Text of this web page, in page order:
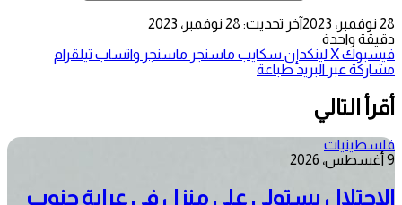
28 نوفمبر، 2023
آخر تحديث: 28 نوفمبر، 2023
دقيقة واحدة
فيسبوك‫Xلينكدإن سكايب ماسنجر ماسنجر واتساب تيلقرام
مشاركة عبر البريد طباعة
أقرأ التالي
فلسطينيات
9 أغسطس، 2026
الاحتلال يستولي على منزل في عرابة جنوب